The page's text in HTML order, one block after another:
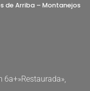
de Arriba – Montanejos
6a+»Restaurada»,